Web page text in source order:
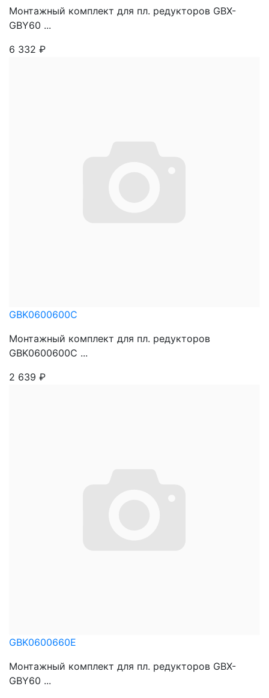
Монтажный комплект для пл. редукторов GBX-
GBY60 ...
6 332 ₽
GBK0600600C
Монтажный комплект для пл. редукторов
GBK0600600C ...
2 639 ₽
GBK0600660E
Монтажный комплект для пл. редукторов GBX-
GBY60 ...